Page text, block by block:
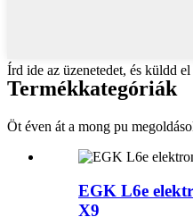
Írd ide az üzenetedet, és küldd
Termékkategóriák
Öt éven át a mong pu
EGK L6e
X9